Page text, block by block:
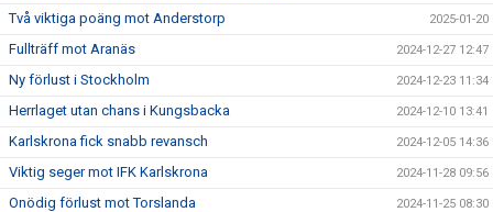
Två viktiga poäng mot Anderstorp 2025-01-20
Fullträff mot Aranäs 2024-12-27 12:47
Ny förlust i Stockholm 2024-12-23 11:34
Herrlaget utan chans i Kungsbacka 2024-12-10 13:41
Karlskrona fick snabb revansch 2024-12-05 14:36
Viktig seger mot IFK Karlskrona 2024-11-28 09:56
Onödig förlust mot Torslanda 2024-11-25 08:30